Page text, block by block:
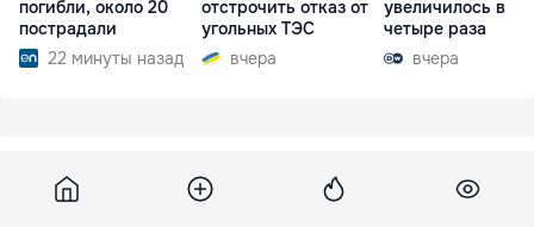
погибли, около 20
пострадали
22 минуты назад
отстрочить отказ от
угольных ТЭС
вчера
увеличилось в
четыре раза
вчера
Confruntări între facţiunile